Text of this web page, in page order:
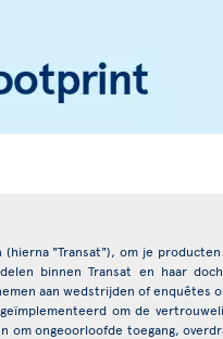
"Transat"), om je
binnen Transat en haar
aan wedstrijden of enquêtes
om de
ongeoorloofde toegang,